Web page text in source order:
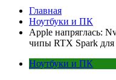
Главная
Ноутбуки и ПК
Apple напряглась:
чипы RTX Spark
Ноутбуки и ПК